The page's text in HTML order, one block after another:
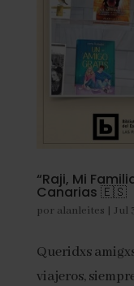
“Raji, Mi
Canarias 🇪🇸
por alanleites | Jul
Queridxs
viajeros,